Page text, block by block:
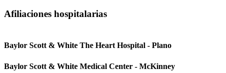
Afiliaciones hospitalarias
Baylor Scott & White The Heart Hospital - Plano
Baylor Scott & White Medical Center - McKinney